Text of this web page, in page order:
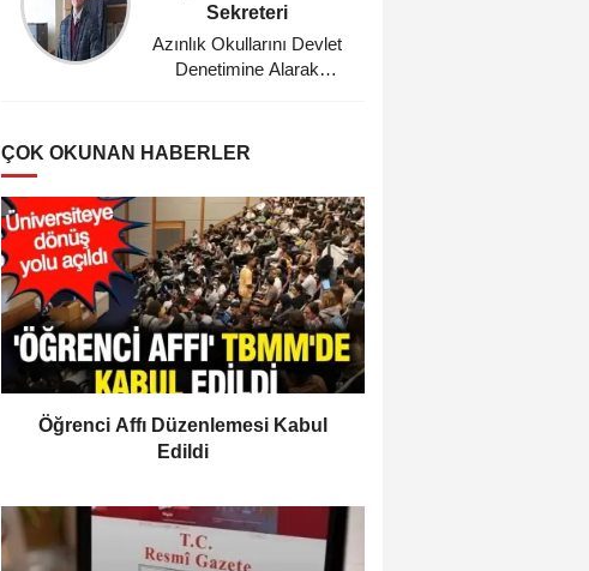
Sekreteri
Azınlık Okullarını Devlet
Denetimine Alarak
Mustafa Kemal Atatürk'e
ÇOK OKUNAN HABERLER
Öğrenci Affı Düzenlemesi Kabul
Edildi